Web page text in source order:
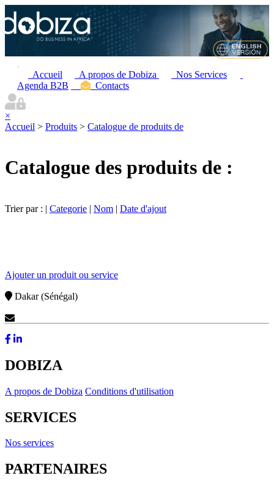
Accueil A propos de Dobiza
Nos Services
Agenda B2B
Contacts
×
Accueil > Produits > Catalogue de produits de
Catalogue des produits de :
Trier par : | Categorie | Nom | Date d'ajout
Ajouter un produit ou service
Dakar (Sénégal)
DOBIZA
A propos de Dobiza Conditions d'utilisation
SERVICES
Nos services
PARTENAIRES